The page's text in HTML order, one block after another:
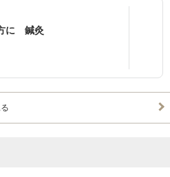
方に 鍼灸